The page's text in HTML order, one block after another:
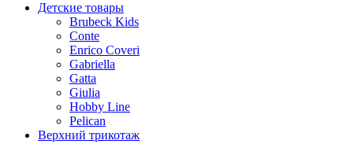
Детские товары
Brubeck Kids
Conte
Enrico Coveri
Gabriella
Gatta
Giulia
Hobby Line
Pelican
Верхний трикотаж